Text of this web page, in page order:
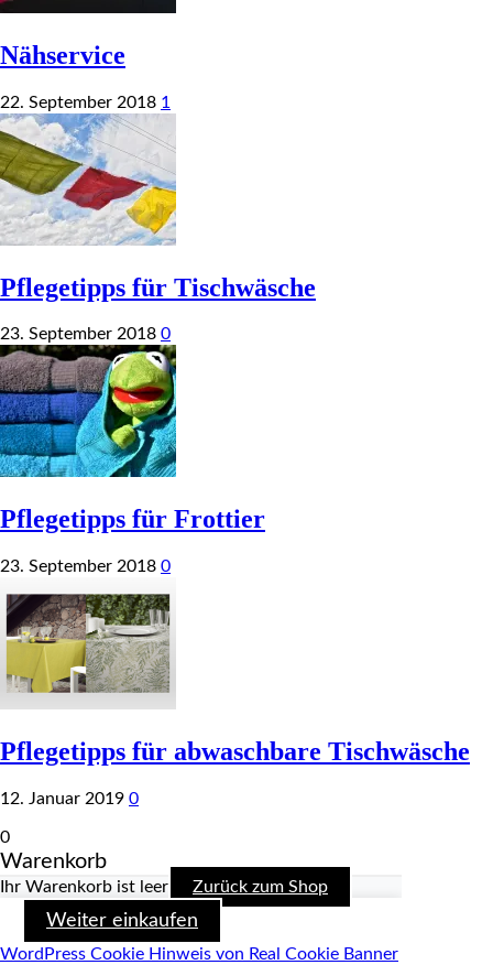
Nähservice
22. September 2018 1
Pflegetipps für Tischwäsche
23. September 2018 0
Pflegetipps für Frottier
23. September 2018 0
Pflegetipps für abwaschbare Tischwäsche
12. Januar 2019 0
0
Warenkorb
Ihr Warenkorb ist leer Zurück zum Shop
Weiter einkaufen
WordPress Cookie Hinweis von Real Cookie Banner